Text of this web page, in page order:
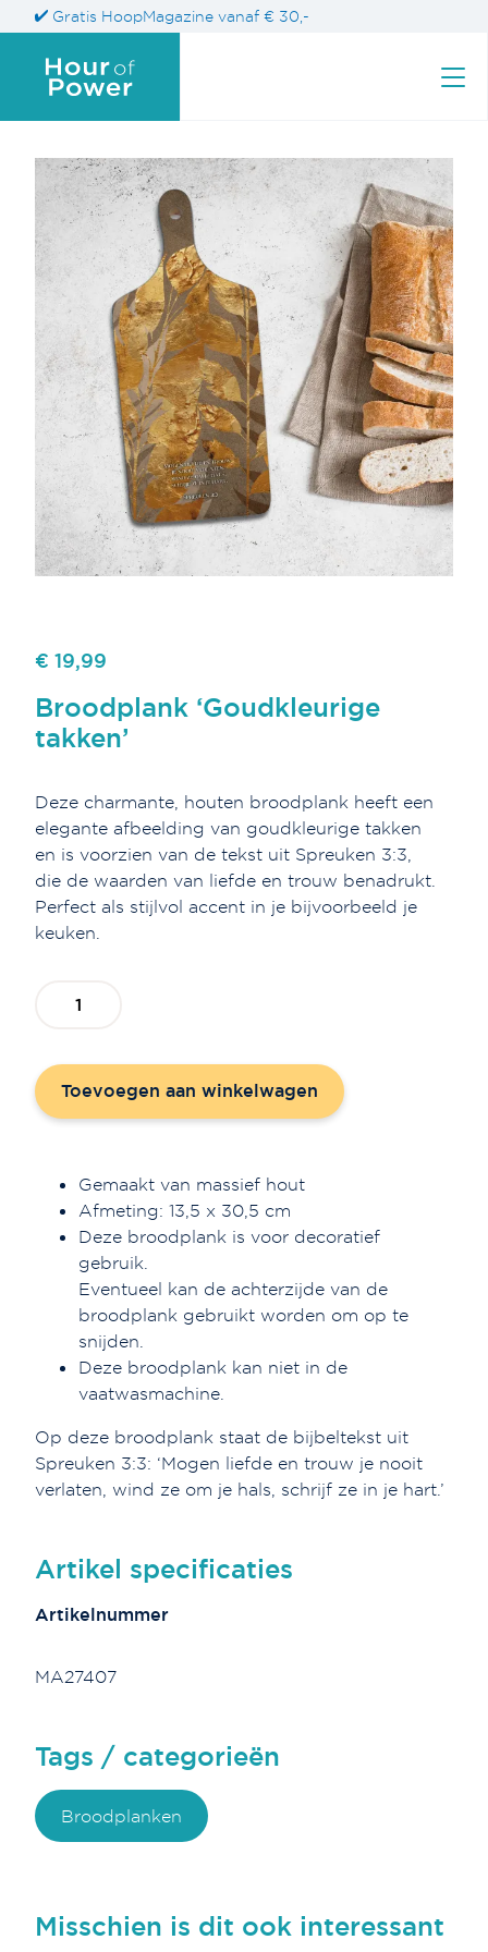
Gratis HoopMagazine vanaf € 30,-
€ 19,99
Broodplank ‘Goudkleurige
takken’
Deze charmante, houten broodplank heeft een
elegante afbeelding van goudkleurige takken
en is voorzien van de tekst uit Spreuken 3:3,
die de waarden van liefde en trouw benadrukt.
Perfect als stijlvol accent in je bijvoorbeeld je
keuken.
'Goudkleurige
aantal
Toevoegen aan winkelwagen
Gemaakt van massief hout
Afmeting: 13,5 x 30,5 cm
Deze broodplank is voor decoratief
gebruik.
Eventueel kan de achterzijde van de
broodplank gebruikt worden om op te
snijden.
Deze broodplank kan niet in de
vaatwasmachine.
Op deze broodplank staat de bijbeltekst uit
Spreuken 3:3: ‘Mogen liefde en trouw je nooit
verlaten, wind ze om je hals, schrijf ze in je hart.’
Artikel specificaties
Artikelnummer
MA27407
Tags / categorieën
Broodplanken
Misschien is dit ook interessant